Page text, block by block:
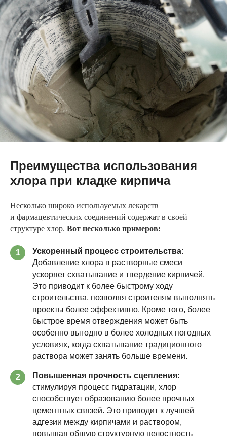
Преимущества использования
хлора при кладке кирпича
Несколько широко используемых лекарств
и фармацевтических соединений содержат в своей
структуре хлор. Вот несколько примеров:
1 Ускоренный процесс строительства:
Добавление хлора в растворные смеси
ускоряет схватывание и твердение кирпичей.
Это приводит к более быстрому ходу
строительства, позволяя строителям выполнять
проекты более эффективно. Кроме того, более
быстрое время отверждения может быть
особенно выгодно в более холодных погодных
условиях, когда схватывание традиционного
раствора может занять больше времени.
2 Повышенная прочность сцепления:
стимулируя процесс гидратации, хлор
способствует образованию более прочных
цементных связей. Это приводит к лучшей
адгезии между кирпичами и раствором,
повышая общую структурную целостность